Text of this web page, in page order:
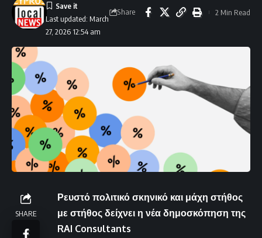
Last updated: March
27, 2026 12:54 am
Share 2 Min Read
SHARE
Ρευστό πολιτικό σκηνικό και μάχη στήθος
με στήθος δείχνει η νέα δημοσκόπηση της
RAI Consultants